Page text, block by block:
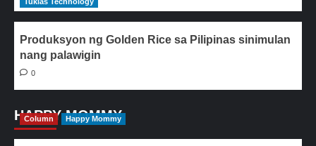
Produksyon ng Golden Rice sa Pilipinas sinimulan
nang palawigin
0
HAPPY MOMMY
Column Happy Mommy